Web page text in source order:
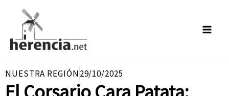
contenido
NUESTRA REGIÓN29/10/2025